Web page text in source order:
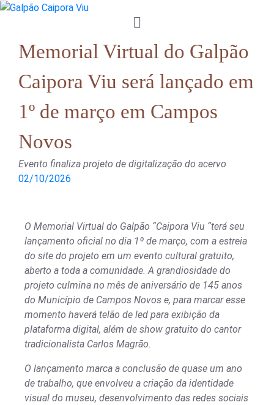
Memorial Virtual do Galpão
Caipora Viu será lançado em
1º de março em Campos
Novos
Evento finaliza projeto de digitalização do acervo
02/10/2026
O Memorial Virtual do Galpão “Caipora Viu “terá seu
lançamento oficial no dia 1º de março, com a estreia
do site do projeto em um evento cultural gratuito,
aberto a toda a comunidade. A grandiosidade do
projeto culmina no mês de aniversário de 145 anos
do Município de Campos Novos e, para marcar esse
momento haverá telão de led para exibição da
plataforma digital, além de show gratuito do cantor
tradicionalista Carlos Magrão.
O lançamento marca a conclusão de quase um ano
de trabalho, que envolveu a criação da identidade
visual do museu, desenvolvimento das redes sociais